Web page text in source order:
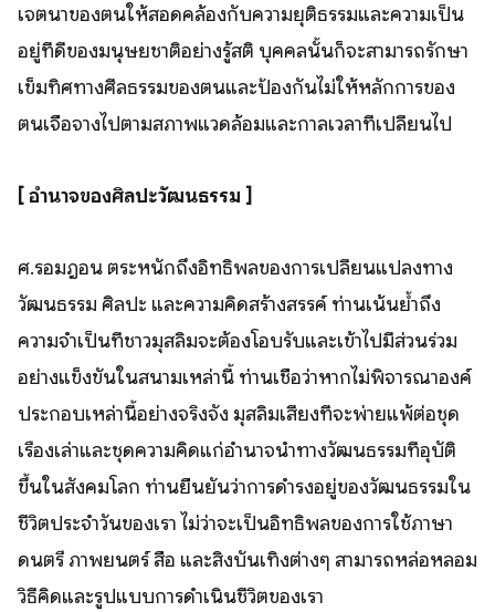
เจตนาของตนให้สอดคล้องกับความยุติธรรมและความเป็น
อยู่ที่ดีของมนุษยชาติอย่างรู้สติ บุคคลนั้นก็จะสามารถรักษา
เข็มทิศทางศีลธรรมของตนและป้องกันไม่ให้หลักการของ
ตนเจือจางไปตามสภาพแวดล้อมและกาลเวลาที่เปลี่ยนไป
[ อำนาจของศิลปะวัฒนธรรม ]
ศ.รอมฎอน ตระหนักถึงอิทธิพลของการเปลี่ยนแปลงทาง
วัฒนธรรม ศิลปะ และความคิดสร้างสรรค์ ท่านเน้นย้ำถึง
ความจำเป็นที่ชาวมุสลิมจะต้องโอบรับและเข้าไปมีส่วนร่วม
อย่างแข็งขันในสนามเหล่านี้ ท่านเชื่อว่าหากไม่พิจารณาองค์
ประกอบเหล่านี้อย่างจริงจัง มุสลิมเสี่ยงที่จะพ่ายแพ้ต่อชุด
เรื่องเล่าและชุดความคิดแก่อำนาจนำทางวัฒนธรรมที่อุบัติ
ขึ้นในสังคมโลก ท่านยืนยันว่าการดำรงอยู่ของวัฒนธรรมใน
ชีวิตประจำวันของเรา ไม่ว่าจะเป็นอิทธิพลของการใช้ภาษา
ดนตรี ภาพยนตร์ สื่อ และสิ่งบันเทิงต่างๆ สามารถหล่อหลอม
วิธีคิดและรูปแบบการดำเนินชีวิตของเรา